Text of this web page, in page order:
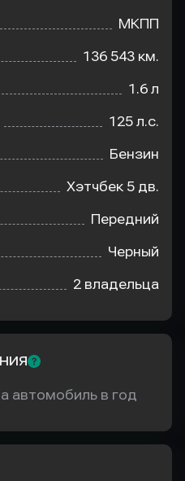
МКПП
136 543 км.
1.6 л
125 л.с.
Бензин
Хэтчбек 5 дв.
Передний
Черный
2 владельца
автомобиль в год